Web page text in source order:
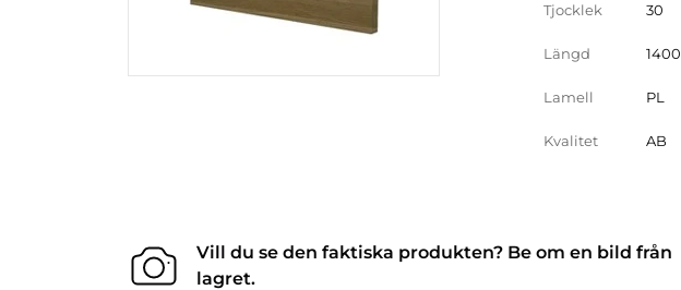
Tjocklek 30
Längd 1400
Lamell PL
Kvalitet AB
Vill du se den faktiska produkten? Be om en bild från
lagret.